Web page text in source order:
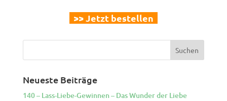
>> Jetzt bestellen
Neueste Beiträge
140 – Lass-Liebe-Gewinnen – Das Wunder der Liebe